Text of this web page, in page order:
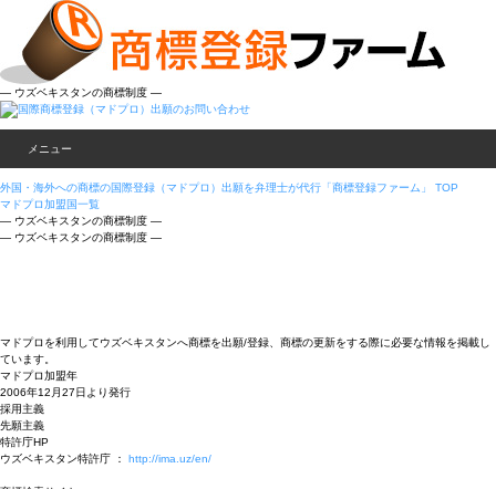
― ウズベキスタンの商標制度 ―
メニュー
外国・海外への商標の国際登録（マドプロ）出願を弁理士が代行「商標登録ファーム」 TOP
マドプロ加盟国一覧
― ウズベキスタンの商標制度 ―
― ウズベキスタンの商標制度 ―
マドプロを利用してウズベキスタンへ商標を出願/登録、商標の更新をする際に必要な情報を掲載し
ています。
マドプロ加盟年
2006年12月27日より発行
採用主義
先願主義
特許庁HP
ウズベキスタン特許庁 ： http://ima.uz/en/